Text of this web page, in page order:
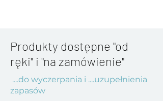
Produkty dostępne "od
ręki" i "na zamówienie"
....do wyczerpania i ....uzupełnienia
zapasów